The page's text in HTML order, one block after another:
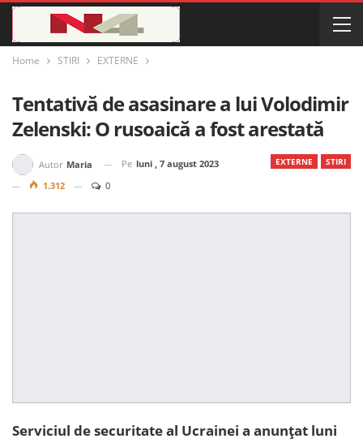
Home STIRI EXTERNE
Tentativă de asasinare a lui Volodimir
Zelenski: O rusoaică a fost arestată
EXTERNE STIRI
Autor Maria Pe luni , 7 august 2023
1.312
0
Serviciul de securitate al Ucrainei a anunțat luni